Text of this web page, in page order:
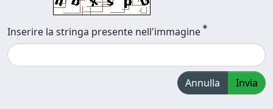
Inserire la stringa presente nell'immagine
Annulla Invia